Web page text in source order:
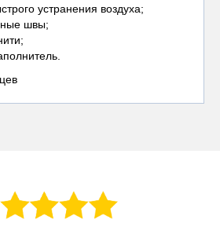
устранения воздуха;
швы;